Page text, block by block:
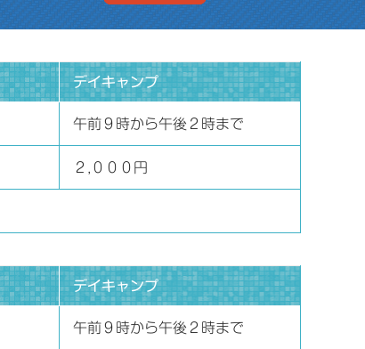
デイキャンプ
午前９時から午後２時まで
２,０００円
デイキャンプ
午前９時から午後２時まで